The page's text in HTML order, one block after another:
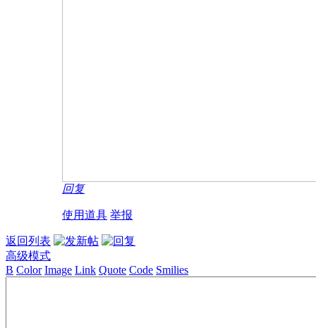
回复
使用道具 举报
返回列表
高级模式
B Color Image Link Quote Code Smilies